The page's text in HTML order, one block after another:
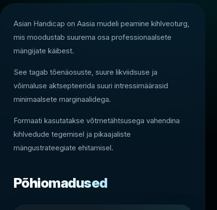
Asian Handicap on Aasia mudeli peamine kihlveoturg,
mis moodustab suurema osa professionaalsete
mängijate käibest.
See tagab tõenäosuste, suure likviidsuse ja
võimaluse aktsepteerida suuri intressimäärasid
minimaalsete marginaalidega.
Formaati kasutatakse võtmetähtsusega vahendina
kihlvedude tegemisel ja pikaajaliste
mängustrateegiate ehitamisel.
Põhiomadused